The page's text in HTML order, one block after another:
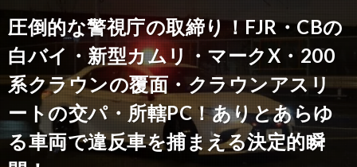
圧倒的な警視庁の取締り！FJR・CBの
白バイ・新型カムリ・マークX・200
系クラウンの覆面・クラウンアスリ
ートの交パ・所轄PC！ありとあらゆ
る車両で違反車を捕まえる決定的瞬